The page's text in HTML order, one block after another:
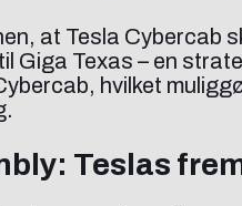
at Tesla Cybercab
Giga Texas – en
hvilket
Teslas